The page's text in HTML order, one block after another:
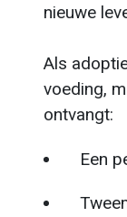
nieuwe
Als
voeding,
ontvangt:
Een